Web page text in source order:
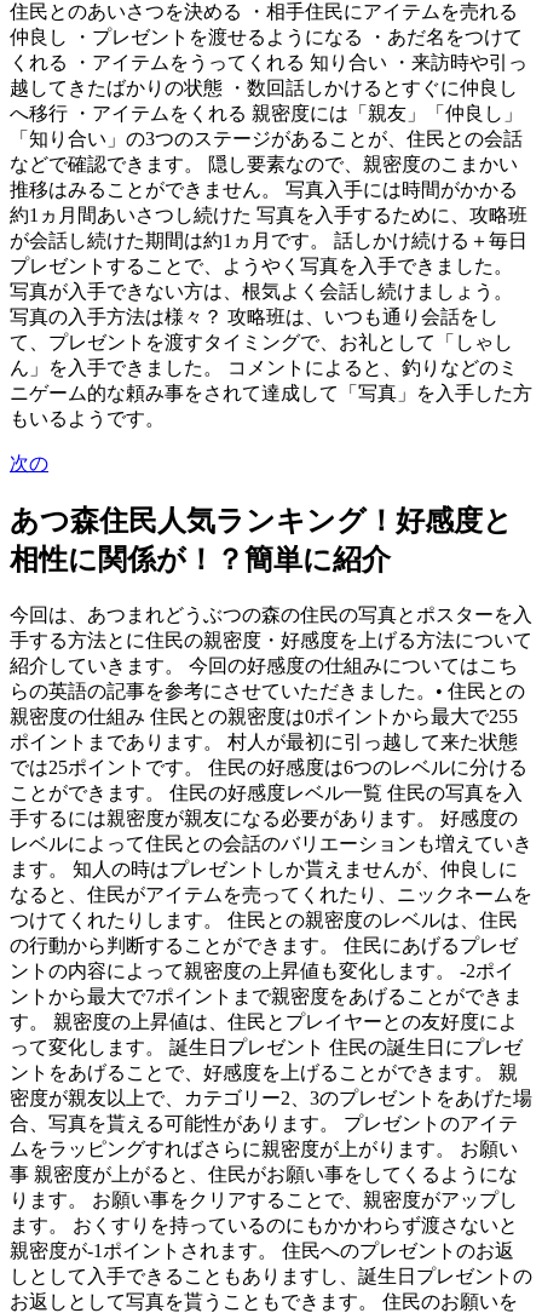
住民とのあいさつを決める ・相手住民にアイテムを売れる
仲良し ・プレゼントを渡せるようになる ・あだ名をつけて
くれる ・アイテムをうってくれる 知り合い ・来訪時や引っ
越してきたばかりの状態 ・数回話しかけるとすぐに仲良し
へ移行 ・アイテムをくれる 親密度には「親友」「仲良し」
「知り合い」の3つのステージがあることが、住民との会話
などで確認できます。 隠し要素なので、親密度のこまかい
推移はみることができません。 写真入手には時間がかかる
約1ヵ月間あいさつし続けた 写真を入手するために、攻略班
が会話し続けた期間は約1ヵ月です。 話しかけ続ける＋毎日
プレゼントすることで、ようやく写真を入手できました。
写真が入手できない方は、根気よく会話し続けましょう。
写真の入手方法は様々？ 攻略班は、いつも通り会話をし
て、プレゼントを渡すタイミングで、お礼として「しゃし
ん」を入手できました。 コメントによると、釣りなどのミ
ニゲーム的な頼み事をされて達成して「写真」を入手した方
もいるようです。
次の
あつ森住民人気ランキング！好感度と
相性に関係が！？簡単に紹介
今回は、あつまれどうぶつの森の住民の写真とポスターを入
手する方法とに住民の親密度・好感度を上げる方法について
紹介していきます。 今回の好感度の仕組みについてはこち
らの英語の記事を参考にさせていただきました。• 住民との
親密度の仕組み 住民との親密度は0ポイントから最大で255
ポイントまであります。 村人が最初に引っ越して来た状態
では25ポイントです。 住民の好感度は6つのレベルに分ける
ことができます。 住民の好感度レベル一覧 住民の写真を入
手するには親密度が親友になる必要があります。 好感度の
レベルによって住民との会話のバリエーションも増えていき
ます。 知人の時はプレゼントしか貰えませんが、仲良しに
なると、住民がアイテムを売ってくれたり、ニックネームを
つけてくれたりします。 住民との親密度のレベルは、住民
の行動から判断することができます。 住民にあげるプレゼ
ントの内容によって親密度の上昇値も変化します。 -2ポイ
ントから最大で7ポイントまで親密度をあげることができま
す。 親密度の上昇値は、住民とプレイヤーとの友好度によ
って変化します。 誕生日プレゼント 住民の誕生日にプレゼ
ントをあげることで、好感度を上げることができます。 親
密度が親友以上で、カテゴリー2、3のプレゼントをあげた場
合、写真を貰える可能性があります。 プレゼントのアイテ
ムをラッピングすればさらに親密度が上がります。 お願い
事 親密度が上がると、住民がお願い事をしてくるようにな
ります。 お願い事をクリアすることで、親密度がアップし
ます。 おくすりを持っているのにもかかわらず渡さないと
親密度が-1ポイントされます。 住民へのプレゼントのお返
しとして入手できることもありますし、誕生日プレゼントの
お返しとして写真を貰うこともできます。 住民のお願いを